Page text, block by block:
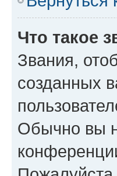
Что такое
Звания,
созданных
Обычно вы